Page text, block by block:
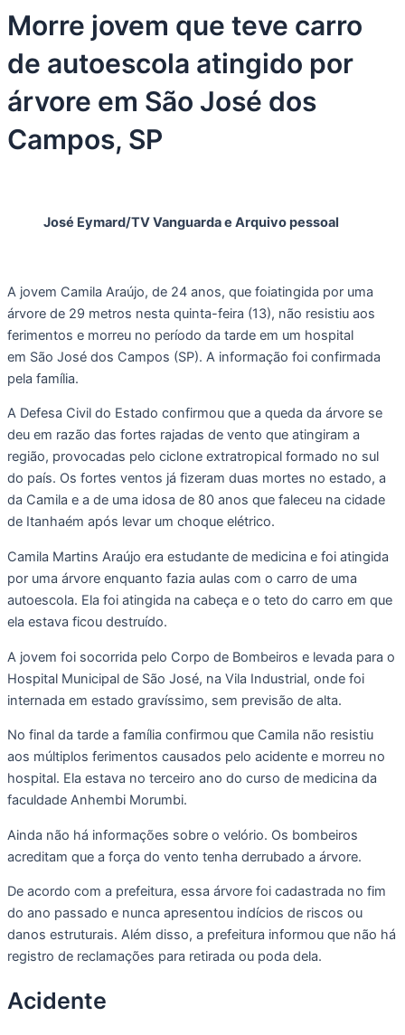
Morre jovem que teve carro
de autoescola atingido por
árvore em São José dos
Campos, SP
José Eymard/TV Vanguarda e Arquivo pessoal
A jovem Camila Araújo, de 24 anos, que foiatingida por uma
árvore de 29 metros nesta quinta-feira (13), não resistiu aos
ferimentos e morreu no período da tarde em um hospital
em São José dos Campos (SP). A informação foi confirmada
pela família.
A Defesa Civil do Estado confirmou que a queda da árvore se
deu em razão das fortes rajadas de vento que atingiram a
região, provocadas pelo ciclone extratropical formado no sul
do país. Os fortes ventos já fizeram duas mortes no estado, a
da Camila e a de uma idosa de 80 anos que faleceu na cidade
de Itanhaém após levar um choque elétrico.
Camila Martins Araújo era estudante de medicina e foi atingida
por uma árvore enquanto fazia aulas com o carro de uma
autoescola. Ela foi atingida na cabeça e o teto do carro em que
ela estava ficou destruído.
A jovem foi socorrida pelo Corpo de Bombeiros e levada para o
Hospital Municipal de São José, na Vila Industrial, onde foi
internada em estado gravíssimo, sem previsão de alta.
No final da tarde a família confirmou que Camila não resistiu
aos múltiplos ferimentos causados pelo acidente e morreu no
hospital. Ela estava no terceiro ano do curso de medicina da
faculdade Anhembi Morumbi.
Ainda não há informações sobre o velório. Os bombeiros
acreditam que a força do vento tenha derrubado a árvore.
De acordo com a prefeitura, essa árvore foi cadastrada no fim
do ano passado e nunca apresentou indícios de riscos ou
danos estruturais. Além disso, a prefeitura informou que não há
registro de reclamações para retirada ou poda dela.
Acidente